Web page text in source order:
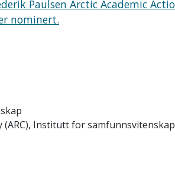
Paulsen Arctic Academic
nominert.
(ARC), Institutt for samfunnsvitenskap